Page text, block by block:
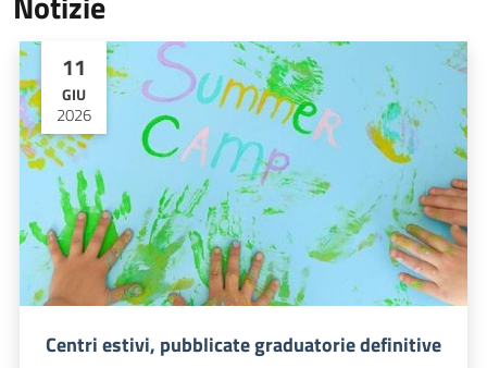
11
GIU
2026
Centri estivi, pubblicate graduatorie definitive